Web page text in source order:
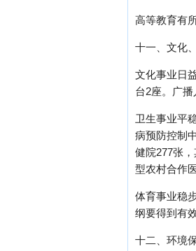
高等教育有
十一、文化
文化事业日
台2座。广
卫生事业平
病预防控制
健院277张
型农村合作
体育事业稳
纲要得到有
十二、环境